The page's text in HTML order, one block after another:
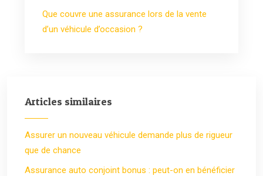
Que couvre une assurance lors de la vente
d’un véhicule d’occasion ?
Articles similaires
Assurer un nouveau véhicule demande plus de rigueur
que de chance
Assurance auto conjoint bonus : peut-on en bénéficier